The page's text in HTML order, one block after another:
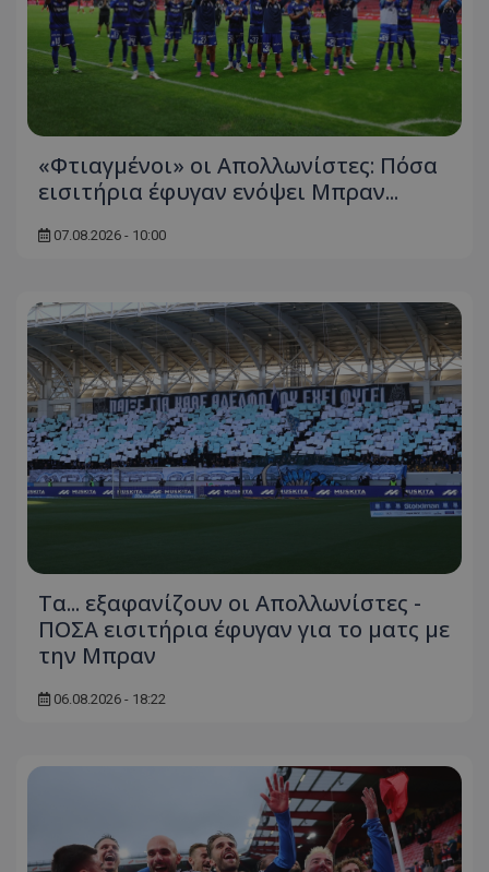
«Φτιαγμένοι» οι Απολλωνίστες: Πόσα
εισιτήρια έφυγαν ενόψει Μπραν...
07.08.2026 - 10:00
Τα... εξαφανίζουν οι Απολλωνίστες -
ΠΟΣΑ εισιτήρια έφυγαν για το ματς με
την Μπραν
06.08.2026 - 18:22